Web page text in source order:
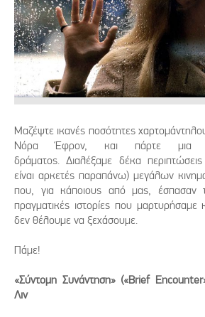
Μαζέψτε ικανές ποσότητες
Νόρα Έφρον, και πάρτε μια
δράματος. Διαλέξαμε δέκα περιπτώσεις
είναι αρκετές παραπάνω) μεγάλων
που, για κάποιους από μας, έσπασαν
πραγματικές ιστορίες που
δεν θέλουμε να ξεχάσουμε.
Πάμε!
«Σύντομη Συνάντηση» («Brief
Λιν